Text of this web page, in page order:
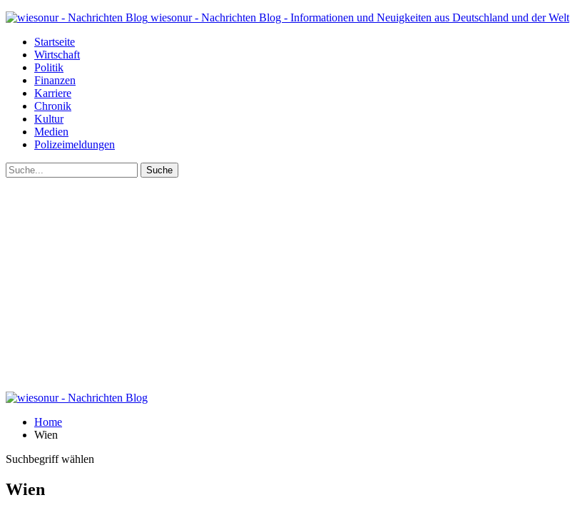
wiesonur - Nachrichten Blog - Informationen und Neuigkeiten aus Deutschland und der Welt
Startseite
Wirtschaft
Politik
Finanzen
Karriere
Chronik
Kultur
Medien
Polizeimeldungen
Home
Wien
Suchbegriff wählen
Wien